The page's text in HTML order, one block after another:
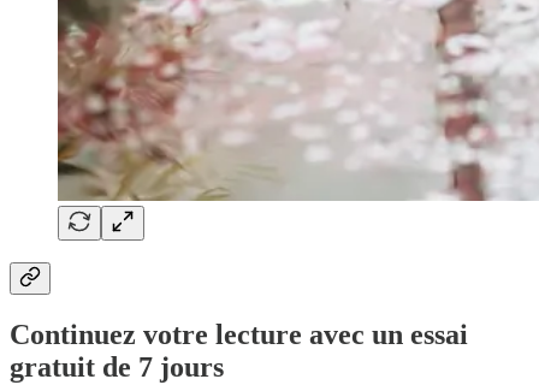
Continuez votre lecture avec un essai
gratuit de 7 jours